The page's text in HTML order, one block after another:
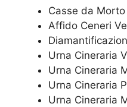
Casse da
Affido Ceneri
Urna Cineraria
Urna Cineraria
Urna Cineraria
Urna Cineraria